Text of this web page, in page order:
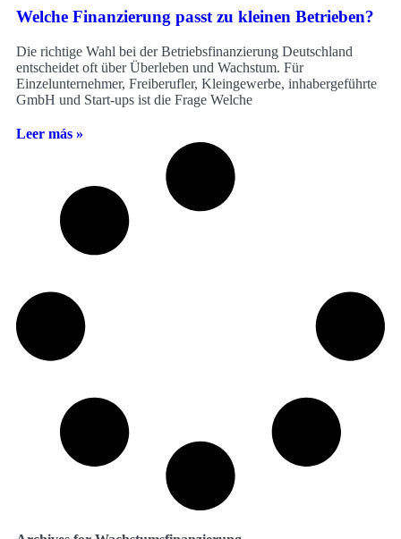
Welche Finanzierung passt zu kleinen Betrieben?
Die richtige Wahl bei der Betriebsfinanzierung Deutschland
entscheidet oft über Überleben und Wachstum. Für
Einzelunternehmer, Freiberufler, Kleingewerbe, inhabergeführte
GmbH und Start-ups ist die Frage Welche
Leer más »